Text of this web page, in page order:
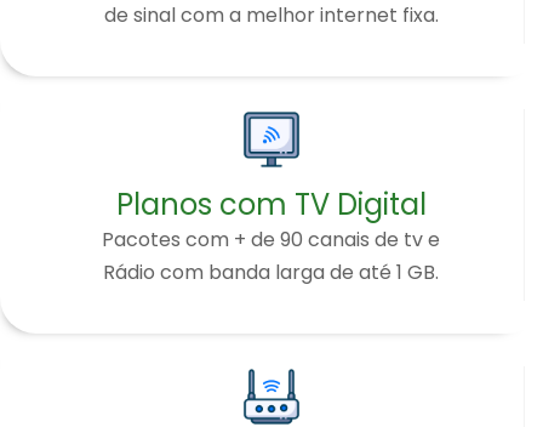
de sinal com a melhor internet fixa.
Planos com TV Digital
Pacotes com + de 90 canais de tv e
Rádio com banda larga de até 1 GB.